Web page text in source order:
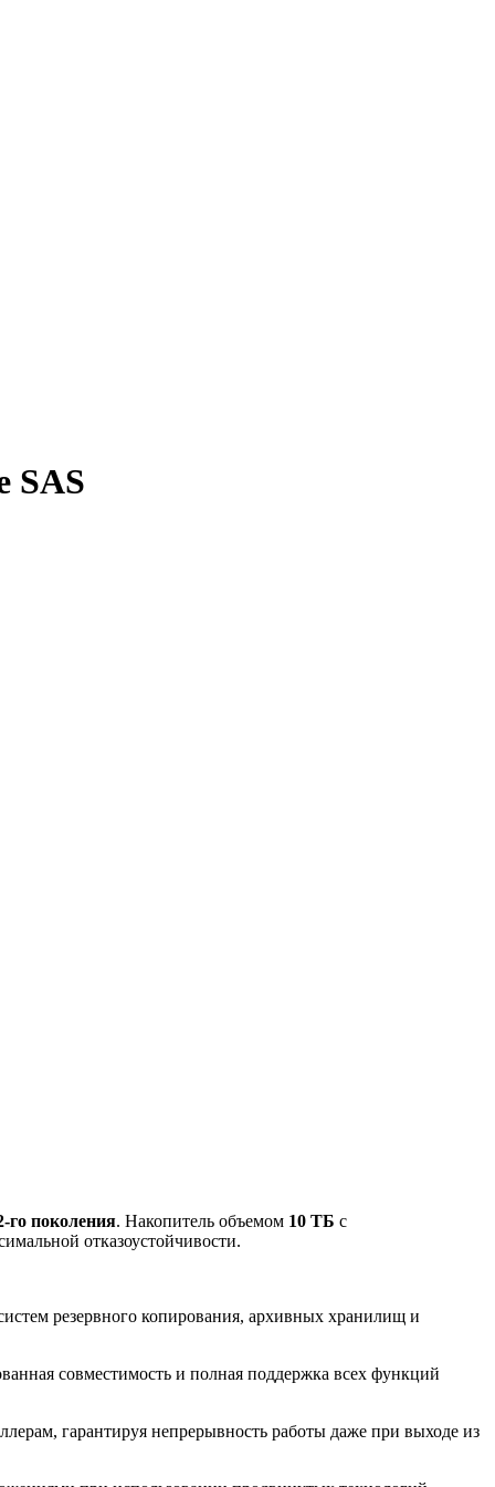
SAS
го поколения. Накопитель объемом 10 ТБ с
отказоустойчивости.
резервного копирования, архивных хранилищ и
совместимость и полная поддержка всех функций
гарантируя непрерывность работы даже при выходе из